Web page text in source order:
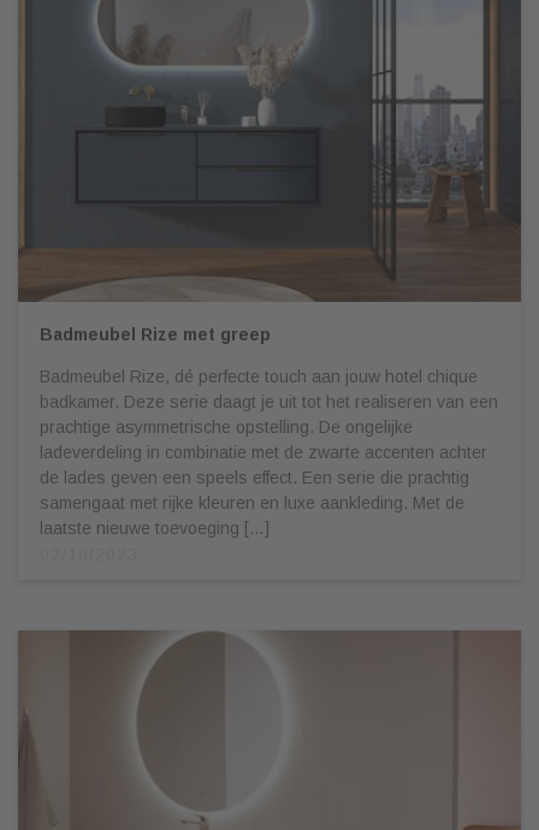
Badmeubel Rize met greep
Badmeubel Rize, dé perfecte touch aan jouw hotel chique
badkamer. Deze serie daagt je uit tot het realiseren van een
prachtige asymmetrische opstelling. De ongelijke
ladeverdeling in combinatie met de zwarte accenten achter
de lades geven een speels effect. Een serie die prachtig
samengaat met rijke kleuren en luxe aankleding. Met de
laatste nieuwe toevoeging […]